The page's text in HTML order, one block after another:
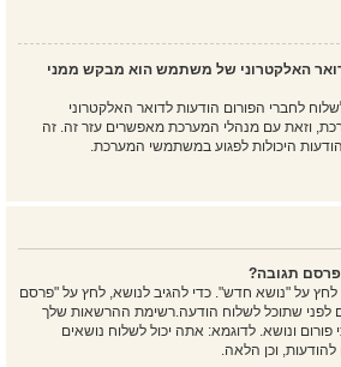
האלקטרוני של משתמש הוא מבקש ממני
לחברי הפורום הודעות לדואר האלקטרוני
וזאת עם מנהלי המערכת מאפשרים עזר זה. זה
היכולות לפגוע במשתמשי המערכת.
תגובה?
על "נושא חדש". כדי להגיב לנושא, לחץ על "פרסם
לפני שתוכל לשלוח הודעה.רשימת ההרשאות שלך
ונושא. לדוגמא: אתה יכול לשלוח נושאים
וכן הלאה.